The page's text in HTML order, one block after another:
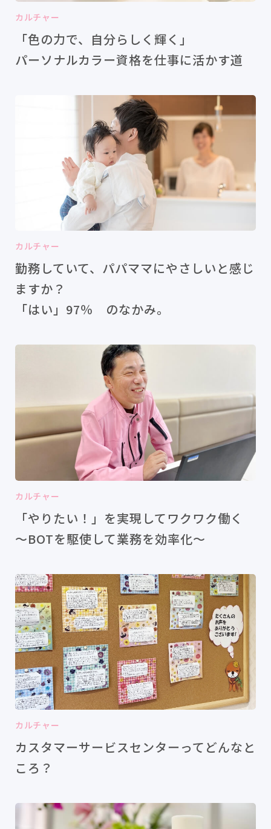
カルチャー
「色の力で、自分らしく輝く」
パーソナルカラー資格を仕事に活かす道
カルチャー
勤務していて、パパママにやさしいと感じ
ますか？
「はい」97％ のなかみ。
カルチャー
「やりたい！」を実現してワクワク働く
〜BOTを駆使して業務を効率化〜
カルチャー
カスタマーサービスセンターってどんなと
ころ？